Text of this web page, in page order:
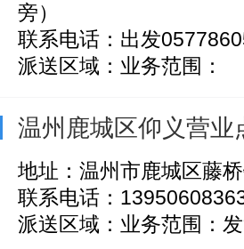
旁）
联系电话：出发
派送区域：业务范围：
温州鹿城区仰义营业
地址：温州市鹿城区藤
联系电话：
派送区域：业务范围：